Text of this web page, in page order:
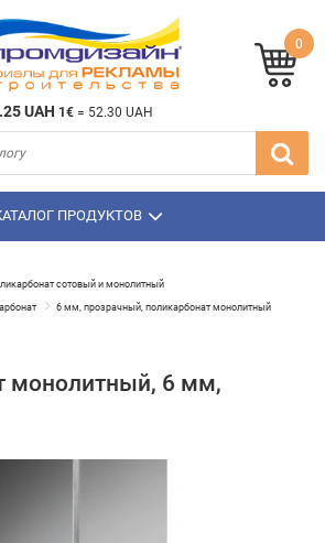
UAH 1€ = 52.30 UAH
0
ПРОДУКТОВ
сотовый и монолитный
6 мм, прозрачный, поликарбонат монолитный
монолитный, 6 мм,